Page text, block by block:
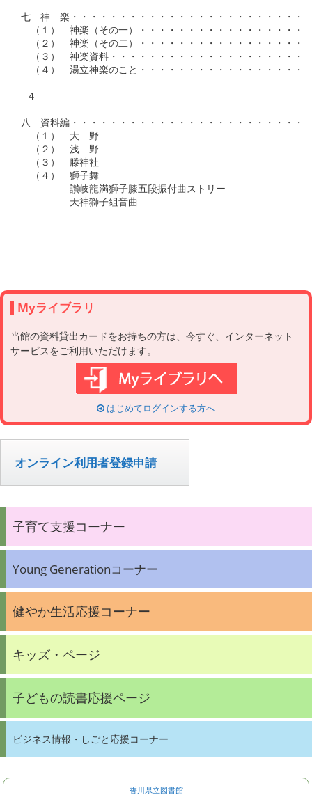
七　神　楽・・・・・・・・・・・・・・・・・・・・・・・・
（１）　神楽（その一）・・・・・・・・・・・・・・・・・
（２）　神楽（その二）・・・・・・・・・・・・・・・・・
（３）　神楽資料・・・・・・・・・・・・・・・・・・・・
（４）　湯立神楽のこと・・・・・・・・・・・・・・・・・
―４―
八　資料編・・・・・・・・・・・・・・・・・・・・・・・・
（１）　大　野
（２）　浅　野
（３）　滕神社
（４）　獅子舞
讃岐龍満獅子膝五段振付曲ストリー
天神獅子組音曲
Myライブラリ
当館の資料貸出カードをお持ちの方は、今すぐ、インターネット
サービスをご利用いただけます。
はじめてログインする方へ
オンライン利用者登録申請
子育て支援コーナー
Young Generationコーナー
健やか生活応援コーナー
キッズ・ページ
子どもの読書応援ページ
ビジネス情報・しごと応援コーナー
香川県立図書館